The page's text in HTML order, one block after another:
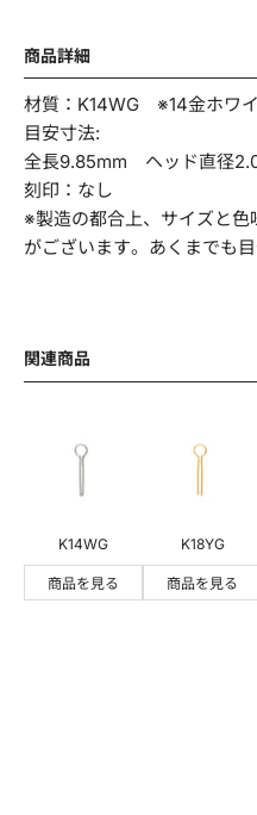
お問い合わせ項目
お問い合わせ内容 *
【添付可能な形式：JPG・
上限：30MB】
ファイルを選択
商品詳細
材質：K14WG ※14金ホワ
目安寸法:
全長9.85mm ヘッド直径
刻印：なし
※製造の都合上、サイズと
がございます。あくまでも
関連商品
K14WG
商品を見る
K18YG
商品を見る